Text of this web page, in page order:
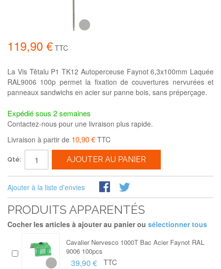
119,90 € TTC
La Vis Têtalu P1 TK12 Autoperceuse Faynot 6,3x100mm Laquée
RAL9006 100p permet la fixation de couvertures nervurées et
panneaux sandwichs en acier sur panne bois, sans préperçage.
Expédié sous 2 semaines
Contactez-nous pour une livraison plus rapide.
Livraison à partir de 10,90 € TTC
Qté: AJOUTER AU PANIER
Ajouter à la liste d'envies
PRODUITS APPARENTÉS
Cocher les articles à ajouter au panier ou sélectionner tous
Cavalier Nervesco 1000T Bac Acier Faynot RAL
9006 100pcs
39,90 € TTC